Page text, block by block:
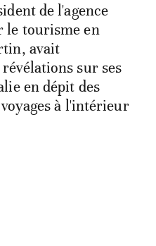
de l'agence
le tourisme en
avait
sur ses
en dépit des
à l'intérieur